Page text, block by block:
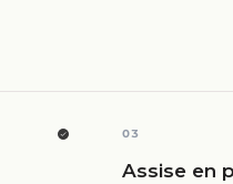
03
Assise en